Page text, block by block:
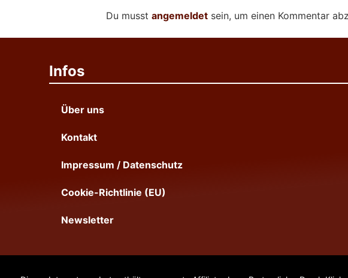
Du musst angemeldet sein, um einen Kommentar
Infos
Über uns
Kontakt
Impressum / Datenschutz
Cookie-Richtlinie (EU)
Newsletter